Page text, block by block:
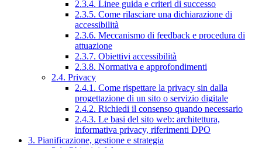
2.3.4. Linee guida e criteri di successo
2.3.5. Come rilasciare una dichiarazione di
accessibilità
2.3.6. Meccanismo di feedback e procedura di
attuazione
2.3.7. Obiettivi accessibilità
2.3.8. Normativa e approfondimenti
2.4. Privacy
2.4.1. Come rispettare la privacy sin dalla
progettazione di un sito o servizio digitale
2.4.2. Richiedi il consenso quando necessario
2.4.3. Le basi del sito web: architettura,
informativa privacy, riferimenti DPO
3. Pianificazione, gestione e strategia